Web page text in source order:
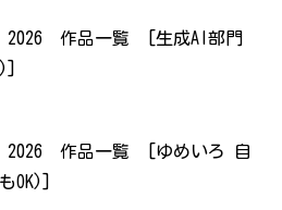
2026 作品一覧 [生成AI部門
2026 作品一覧 [ゆめいろ 自
OK)]